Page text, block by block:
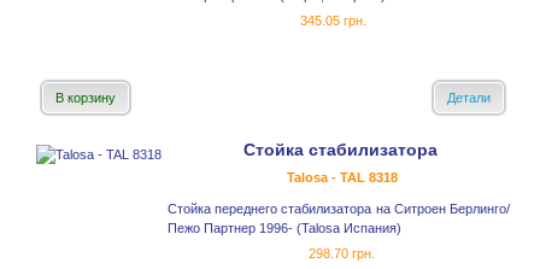
345.05 грн.
В корзину Детали
Стойка стабилизатора
Talosa - TAL 8318
Стойка переднего стабилизатора на Ситроен Берлинго/
Пежо Партнер 1996- (Talosa Испания)
298.70 грн.